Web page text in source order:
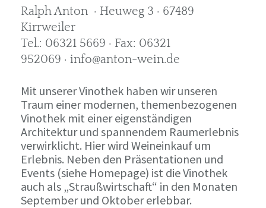
Ralph Anton · Heuweg 3 · 67489
Kirrweiler
Tel.: 06321 5669 · Fax: 06321
952069 · info@anton-wein.de
Mit unserer Vinothek haben wir unseren
Traum einer modernen, themenbezogenen
Vinothek mit einer eigenständigen
Architektur und spannendem Raumerlebnis
verwirklicht. Hier wird Weineinkauf um
Erlebnis. Neben den Präsentationen und
Events (siehe Homepage) ist die Vinothek
auch als „Straußwirtschaft“ in den Monaten
September und Oktober erlebbar.